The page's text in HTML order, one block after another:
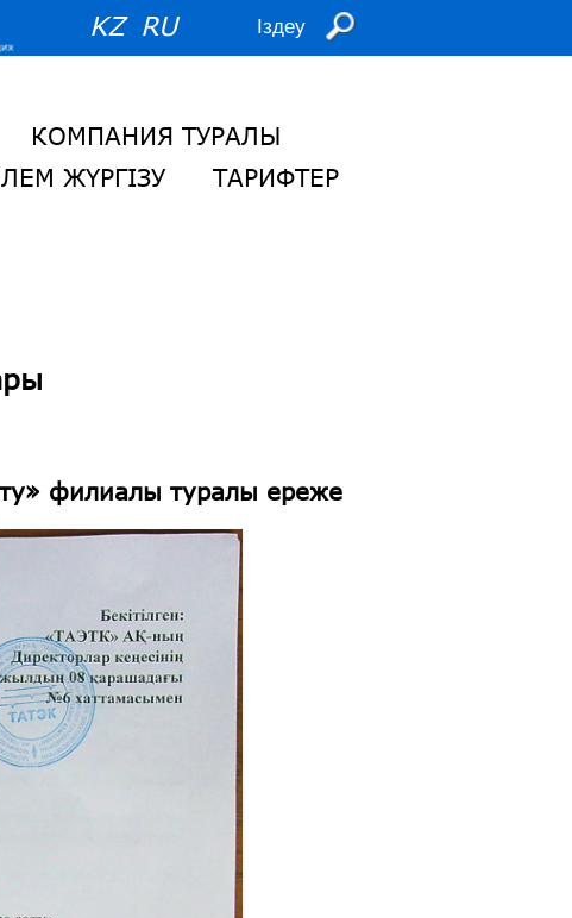
KZ RU
КОМПАНИЯ ТУРАЛЫ
ЖҮРГІЗУ
ТАРИФТЕР
филиалы туралы ереже